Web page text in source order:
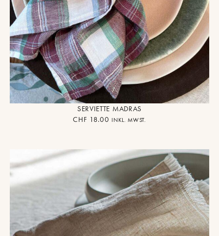
SERVIETTE MADRAS
CHF 18.00 INKL. MWST.